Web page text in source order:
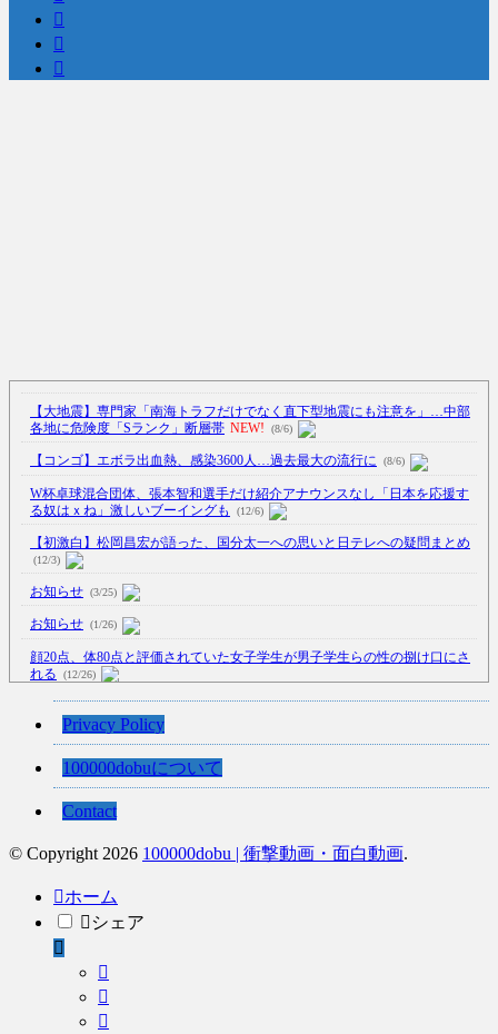
Powered by livedoor 相互RSS
【大地震】専門家「南海トラフだけでなく直下型地震にも注意を」…中部
各地に危険度「Sランク」断層帯 NEW! (8/6)
【コンゴ】エボラ出血熱、感染3600人…過去最大の流行に (8/6)
W杯卓球混合団体、張本智和選手だけ紹介アナウンスなし「日本を応援す
る奴はｘね」激しいブーイングも
(12/6)
【初激白】松岡昌宏が語った、国分太一への思いと日テレへの疑問まとめ
(12/3)
お知らせ (3/25)
お知らせ (1/26)
顔20点、体80点と評価されていた女子学生が男子学生らの性の捌け口にさ
れる
(12/26)
【中国】処理水の問題化狙うも不発？ASEAN関連会合で賛同広がらず
(7/13)
【韓国】54.1％「IAEA報告書を信用しない」
Privacy Policy
100000dobuについて
Contact
© Copyright 2026 100000dobu | 衝撃動画・面白動画.
ホーム
シェア